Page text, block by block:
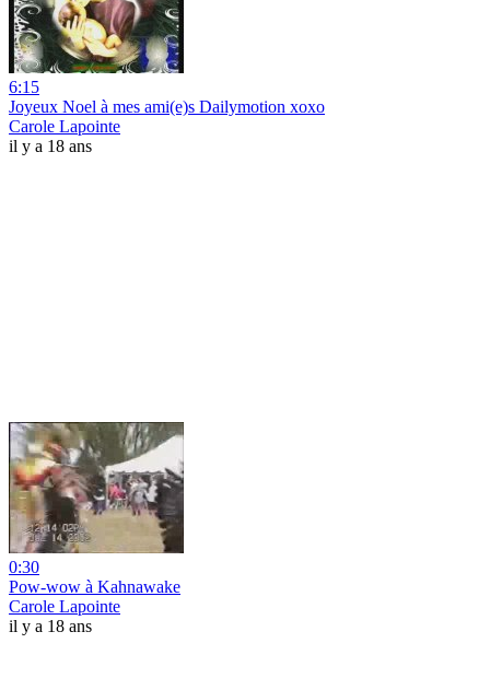
6:15
Joyeux Noel à mes ami(e)s Dailymotion xoxo
Carole Lapointe
il y a 18 ans
0:30
Pow-wow à Kahnawake
Carole Lapointe
il y a 18 ans